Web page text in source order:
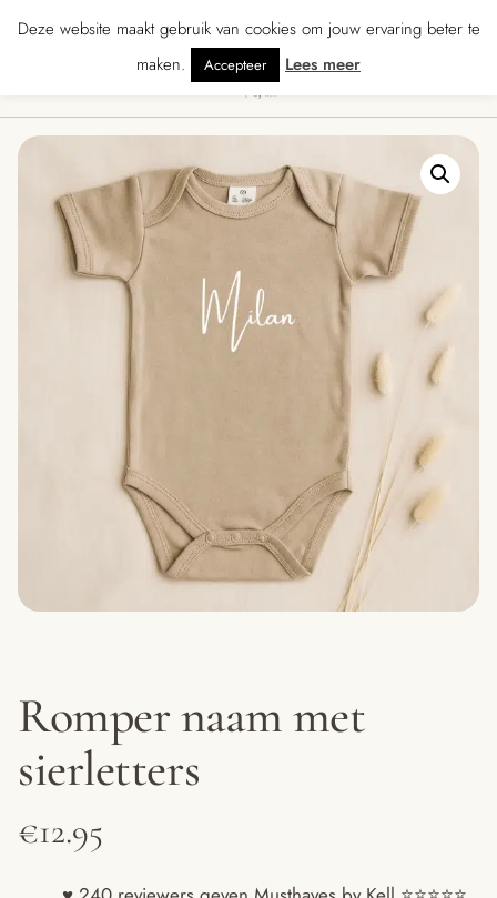
· Gratis verzending vanaf € 70 · Gratis kaartje met je bestelling •
Romper naam met
sierletters
€12.95
Deze website maakt gebruik van cookies om jouw ervaring beter te
maken.
Accepteer Lees meer